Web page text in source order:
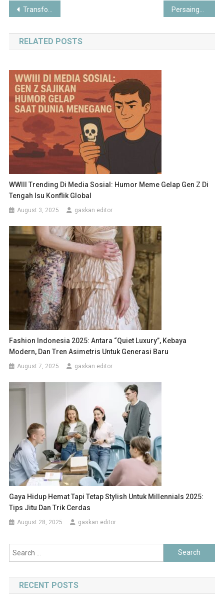
Post
navigation
Transformasi Sepak Bola Indonesia 2025: Profesionalisasi Liga, Regenerasi Pemain, dan Revolusi Infrastruktur
RELATED POSTS
WWIII Trending Di Media Sosial: Humor Meme Gelap Gen Z Di
Tengah Isu Konflik Global
August 3, 2025 gaskan editor
Fashion Indonesia 2025: Antara “Quiet Luxury”, Kebaya
Modern, Dan Tren Asimetris Untuk Generasi Baru
August 7, 2025 gaskan editor
Gaya Hidup Hemat Tapi Tetap Stylish Untuk Millennials 2025:
Tips Jitu Dan Trik Cerdas
August 28, 2025 gaskan editor
Search
for:
RECENT POSTS